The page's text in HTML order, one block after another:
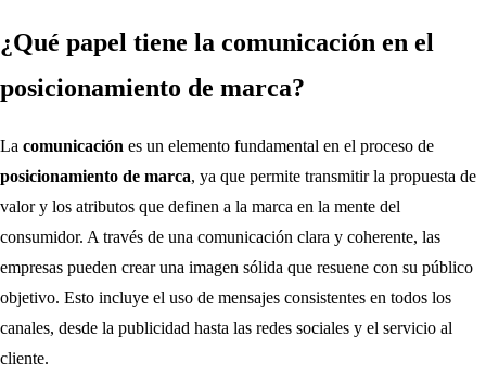
¿Qué papel tiene la comunicación en el
posicionamiento de marca?
La comunicación es un elemento fundamental en el proceso de
posicionamiento de marca, ya que permite transmitir la propuesta de
valor y los atributos que definen a la marca en la mente del
consumidor. A través de una comunicación clara y coherente, las
empresas pueden crear una imagen sólida que resuene con su público
objetivo. Esto incluye el uso de mensajes consistentes en todos los
canales, desde la publicidad hasta las redes sociales y el servicio al
cliente.